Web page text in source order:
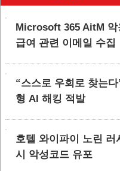
Microsoft 365 AitM 악
급여 관련 이메일 수집
“스스로 우회로 찾는
형 AI 해킹 적발
호텔 와이파이 노린
시 악성코드 유포